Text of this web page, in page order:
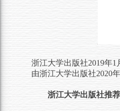
浙江大学出版社2019年
由浙江大学出版社2020
浙江大学出版社推荐